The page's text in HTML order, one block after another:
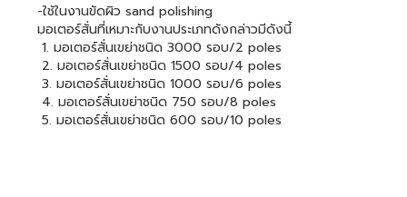
-ใช้ในงานขัดผิว sand polishing
มอเตอร์สั่นที่เหมาะกับงานประเภทดังกล่าวมีดังนี้
1. มอเตอร์สั่นเขย่าชนิด 3000 รอบ/2 poles
2. มอเตอร์สั่นเขย่าชนิด 1500 รอบ/4 poles
3. มอเตอร์สั่นเขย่าชนิด 1000 รอบ/6 poles
4. มอเตอร์สั่นเขย่าชนิด 750 รอบ/8 poles
5. มอเตอร์สั่นเขย่าชนิด 600 รอบ/10 poles